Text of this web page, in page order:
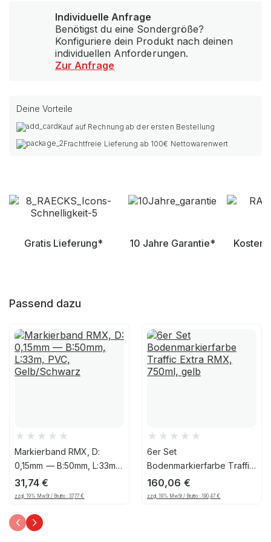
Individuelle Anfrage
Benötigst du eine Sondergröße?
Konfiguriere dein Produkt nach deinen
individuellen Anforderungen.
Zur Anfrage
Deine Vorteile
Kauf auf Rechnung ab der ersten Bestellung
Frachtfreie Lieferung ab 100€ Nettowarenwert
Gratis Lieferung* 10 Jahre Garantie*
Passend dazu
Markierband RMX, D:
0,15mm — B:50mm, L:33m,
PVC, Gelb/Schwarz
31,74€
zzgl. 19% MwSt / Brutto :37,77€
6er Set
Bodenmarkierfarbe Traffic
Extra RMX, 750ml, gelb
160,06 €
zzgl. 19% MwSt / Brutto :190,47€